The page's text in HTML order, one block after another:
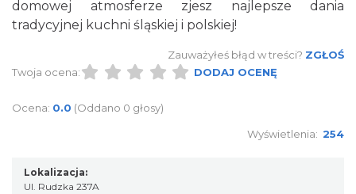
domowej atmosferze zjesz najlepsze dania
tradycyjnej kuchni śląskiej i polskiej!
Zauważyłeś błąd w treści? ZGŁOŚ
Twoja ocena:
DODAJ OCENĘ
Ocena: 0.0 (Oddano 0 głosy)
Wyświetlenia: 254
Lokalizacja:
Ul. Rudzka 237A